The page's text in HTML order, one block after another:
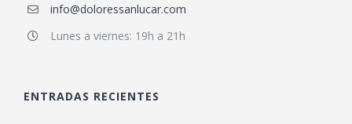
info@doloressanlucar.com
Lunes a viernes: 19h a 21h
ENTRADAS RECIENTES